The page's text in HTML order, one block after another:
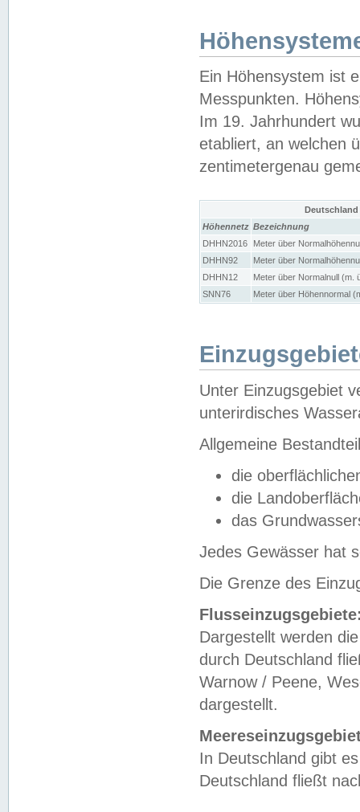
Ein Höhensystem ist
Messpunkten.
Im 19. Jahrhundert
etabliert, an welchen
zentimetergenau
Höhennetz Bezeichnung
DHHN2016
Meter über
DHHN92
Meter über
DHHN12
Meter über Normalnull (m.
SNN76
Meter über Höhennormal
Unter Einzugsgebiet
unterirdisches
Allgemeine
die
die
das
Jedes Gewässer hat
Die Grenze des
Dargestellt werden
durch Deutschland
Warnow / Peene,
dargestellt.
In Deutschland gibt
Deutschland fließt